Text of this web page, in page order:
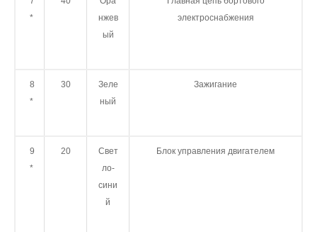
*
нжев
ый
электроснабжения
8
*
30
Зеле
ный
Зажигание
9
*
20
Свет
ло-
сини
й
Блок управления двигателем